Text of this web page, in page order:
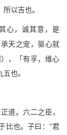
以吉也。
心，诚其意，是
天之宠，驱心就
），「有孚，维心
也。
道。六二之臣，
比也。子曰：“君